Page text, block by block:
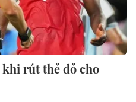
rút thẻ đỏ cho